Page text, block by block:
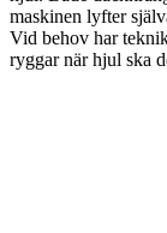
maskinen lyfter
Vid behov har
ryggar när hjul ska